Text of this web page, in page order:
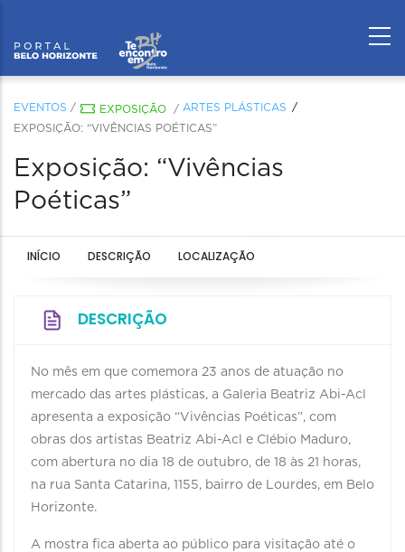
EVENTOS / EXPOSIÇÃO / ARTES PLÁSTICAS
EXPOSIÇÃO: “VIVÊNCIAS POÉTICAS”
Exposição: “Vivências
Poéticas”
INÍCIO DESCRIÇÃO LOCALIZAÇÃO
DESCRIÇÃO
No mês em que comemora 23 anos de atuação no
mercado das artes plásticas, a Galeria Beatriz Abi-Acl
apresenta a exposição “Vivências Poéticas”, com
obras dos artistas Beatriz Abi-Acl e Clébio Maduro,
com abertura no dia 18 de outubro, de 18 às 21 horas,
na rua Santa Catarina, 1155, bairro de Lourdes, em Belo
Horizonte.
A mostra fica aberta ao público para visitação até o